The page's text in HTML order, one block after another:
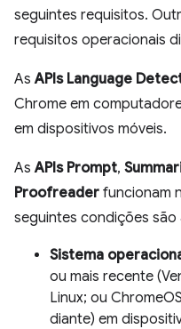
seguintes requisitos.
requisitos operacionais
AsAPIs Language
Chrome em
em dispositivos móveis.
AsAPIs Prompt,
Proofreader funcionam
seguintes condições são
Sistema
ou mais recente
Linux; ou
diante) em